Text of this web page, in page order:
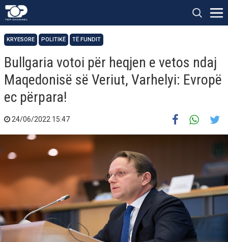
KRYESORE POLITIKË TË FUNDIT
Bullgaria votoi për heqjen e vetos ndaj
Maqedonisë së Veriut, Varhelyi: Evropë
ec përpara!
24/06/2022 15:47